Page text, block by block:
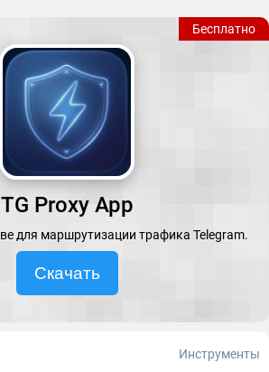
Бесплатно
TG Proxy App
для маршрутизации трафика Telegram.
Скачать
Инструменты